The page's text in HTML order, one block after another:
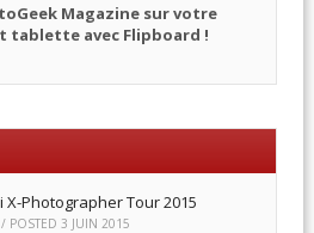
Magazine sur votre
tablette avec Flipboard !
X-Photographer Tour 2015
POSTED 3 JUIN 2015